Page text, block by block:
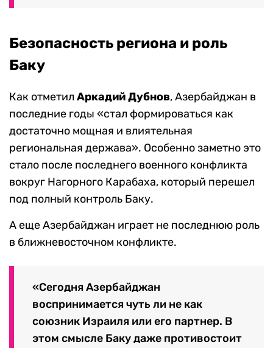
Безопасность региона и роль
Баку
Как отметил Аркадий Дубнов, Азербайджан в
последние годы «стал формироваться как
достаточно мощная и влиятельная
региональная держава». Особенно заметно это
стало после последнего военного конфликта
вокруг Нагорного Карабаха, который перешел
под полный контроль Баку.
А еще Азербайджан играет не последнюю роль
в ближневосточном конфликте.
«Сегодня Азербайджан
воспринимается чуть ли не как
союзник Израиля или его партнер. В
этом смысле Баку даже противостоит